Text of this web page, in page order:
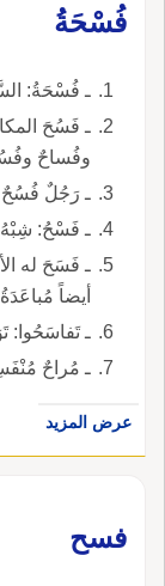
فُسْحَةُ
ـ فُسْحَةُ:
ـ فَسُحَ
وفُساحٌ
ـ رَجُلٌ فُسُحٌ
ـ فَسْحُ: شِبْهُ
ـ فَسَحَ له
أيضاً
ـ تَفاسَحُوا:
ـ مُراحٌ
عرض المزيد
فسح